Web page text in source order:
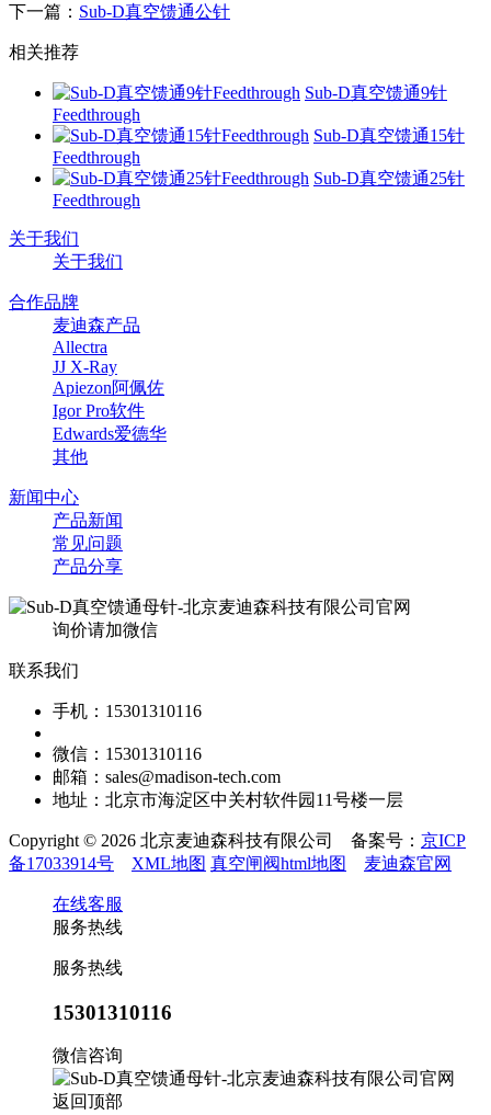
下一篇： Sub-D真空馈通公针
相关推荐
Sub-D真空馈通9针
Feedthrough
Sub-D真空馈通15针
Feedthrough
Sub-D真空馈通25针
Feedthrough
关于我们
关于我们
合作品牌
麦迪森产品
Allectra
JJ X-Ray
Apiezon阿佩佐
Igor Pro软件
Edwards爱德华
其他
新闻中心
产品新闻
常见问题
产品分享
询价请加微信
联系我们
手机：15301310116
微信：15301310116
邮箱：sales@madison-tech.com
地址：北京市海淀区中关村软件园11号楼一层
Copyright © 2026 北京麦迪森科技有限公司 备案号： 京ICP
备17033914号
XML地图 真空闸阀html地图 麦迪森官网
在线客服
服务热线
服务热线
15301310116
微信咨询
返回顶部